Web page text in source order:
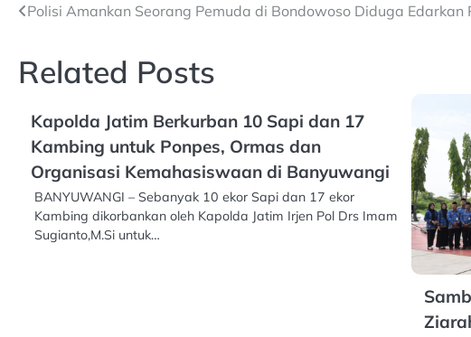
Post
Polisi Amankan Seorang Pemuda di Bondowoso Diduga Edarkan
Related Posts
Kapolda Jatim Berkurban 10 Sapi dan 17
Kambing untuk Ponpes, Ormas dan
Organisasi Kemahasiswaan di Banyuwangi
BANYUWANGI – Sebanyak 10 ekor Sapi dan 17 ekor
Kambing dikorbankan oleh Kapolda Jatim Irjen Pol Drs Imam
Sugianto,M.Si untuk…